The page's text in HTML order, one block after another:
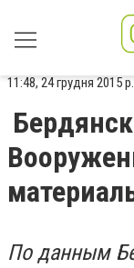
11:48, 24 грудня 2015 р.
По данным